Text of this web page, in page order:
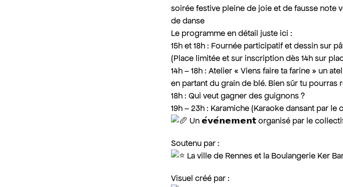
soirée festive pleine de joie et de fausse note
de danse
Le programme en détail juste ici :
15h et 18h : Fournée participatif et dessin sur
(Place limitée et sur inscription dès 14h sur
14h – 18h : Atelier « Viens faire ta farine » un
en partant du grain de blé. Bien sûr tu pourras
18h : Qui veut gagner des guignons ?
19h – 23h : Karamiche (Karaoke dansant par le
Un 𝗲́𝘃𝗲́𝗻𝗲𝗺𝗲𝗻𝘁 organisé par le collectif
Soutenu par :
La ville de Rennes et la Boulangerie Ker
Visuel créé par :